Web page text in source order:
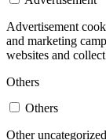
Advertisement
and marketing
websites and
Others
Others
Other